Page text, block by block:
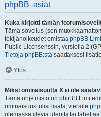
phpBB -asiat
Kuka kirjoitti tämän
Tämä sovellus (sen
tekijänoikeudet omistaa phpBB
Public Licensenssin, versiolla 2
Tietoja phpBB:stä saadaksesi
Ylös
Miksi ominaisuutta X ei ole
Tämä ohjelmisto on phpBB
ominaisuus tulisi lisätä, vieraile
olemassa olevia ideoita tai lähettää